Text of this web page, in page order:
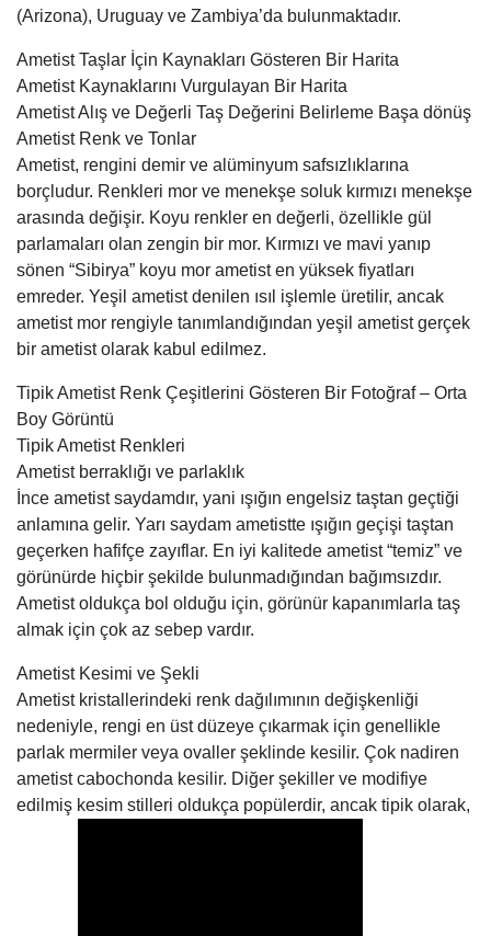
(Arizona), Uruguay ve Zambiya’da bulunmaktadır.
Ametist Taşlar İçin Kaynakları Gösteren Bir Harita
Ametist Kaynaklarını Vurgulayan Bir Harita
Ametist Alış ve Değerli Taş Değerini Belirleme Başa dönüş
Ametist Renk ve Tonlar
Ametist, rengini demir ve alüminyum safsızlıklarına
borçludur. Renkleri mor ve menekşe soluk kırmızı menekşe
arasında değişir. Koyu renkler en değerli, özellikle gül
parlamaları olan zengin bir mor. Kırmızı ve mavi yanıp
sönen “Sibirya” koyu mor ametist en yüksek fiyatları
emreder. Yeşil ametist denilen ısıl işlemle üretilir, ancak
ametist mor rengiyle tanımlandığından yeşil ametist gerçek
bir ametist olarak kabul edilmez.
Tipik Ametist Renk Çeşitlerini Gösteren Bir Fotoğraf – Orta
Boy Görüntü
Tipik Ametist Renkleri
Ametist berraklığı ve parlaklık
İnce ametist saydamdır, yani ışığın engelsiz taştan geçtiği
anlamına gelir. Yarı saydam ametistte ışığın geçişi taştan
geçerken hafifçe zayıflar. En iyi kalitede ametist “temiz” ve
görünürde hiçbir şekilde bulunmadığından bağımsızdır.
Ametist oldukça bol olduğu için, görünür kapanımlarla taş
almak için çok az sebep vardır.
Ametist Kesimi ve Şekli
Ametist kristallerindeki renk dağılımının değişkenliği
nedeniyle, rengi en üst düzeye çıkarmak için genellikle
parlak mermiler veya ovaller şeklinde kesilir. Çok nadiren
ametist cabochonda kesilir. Diğer şekiller ve modifiye
edilmiş kesim stilleri oldukça popülerdir, ancak tipik olarak,